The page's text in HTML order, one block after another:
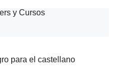
y Cursos